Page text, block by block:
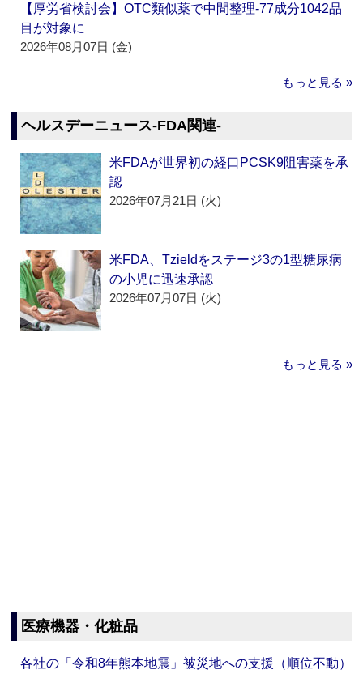
【厚労省検討会】OTC類似薬で中間整理‐77成分1042品
目が対象に
2026年08月07日 (金)
もっと見る »
ヘルスデーニュース‐FDA関連‐
米FDAが世界初の経口PCSK9阻害薬を承
認
2026年07月21日 (火)
米FDA、Tzieldをステージ3の1型糖尿病
の小児に迅速承認
2026年07月07日 (火)
もっと見る »
医療機器・化粧品
各社の「令和8年熊本地震」被災地への支援（順位不動）